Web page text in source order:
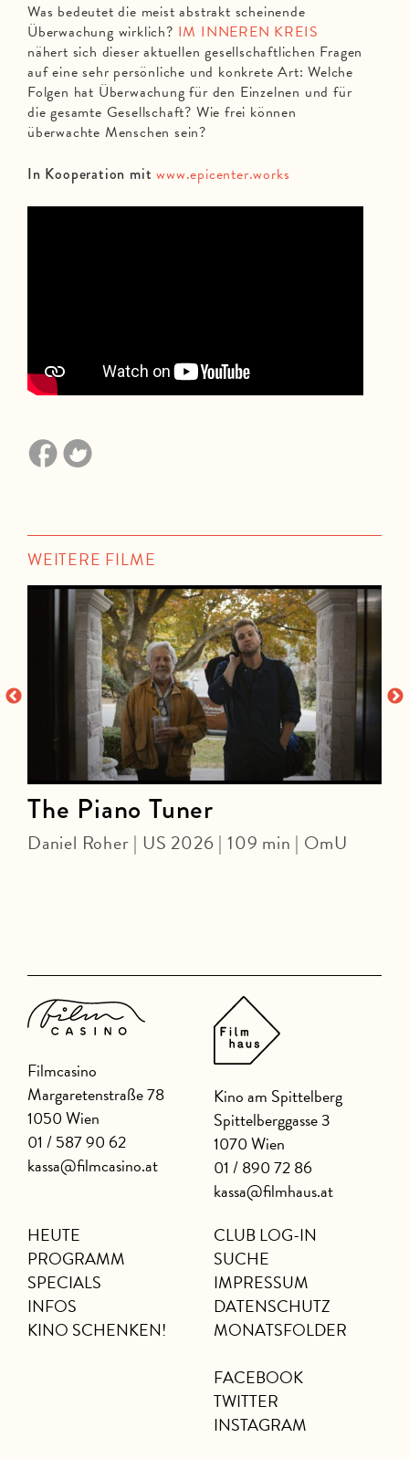
Was bedeutet die meist abstrakt scheinende
Überwachung wirklich? IM INNEREN KREIS
nähert sich dieser aktuellen gesellschaftlichen Fragen
auf eine sehr persönliche und konkrete Art: Welche
Folgen hat Überwachung für den Einzelnen und für
die gesamte Gesellschaft? Wie frei können
überwachte Menschen sein?
In Kooperation mitwww.epicenter.works
WEITERE FILME
The Piano Tuner
Daniel Roher | US 2026 | 109 min | OmU
Filmcasino
Margaretenstraße 78
1050 Wien
01 / 587 90 62
kassa@filmcasino.at
Kino am Spittelberg
Spittelberggasse 3
1070 Wien
01 / 890 72 86
kassa@filmhaus.at
HEUTE
PROGRAMM
SPECIALS
INFOS
KINO SCHENKEN!
CLUB LOG-IN
SUCHE
IMPRESSUM
DATENSCHUTZ
MONATSFOLDER
FACEBOOK
TWITTER
INSTAGRAM